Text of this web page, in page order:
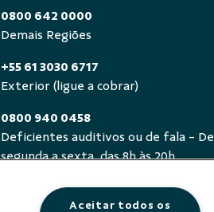
0800 642 0000
Demais Regiões
+55 61 3030 6717
Exterior (ligue a cobrar)
0800 940 0458
Deficientes auditivos ou de fala - De
segunda a sexta, das 8h às 20h
Aceitar todos os